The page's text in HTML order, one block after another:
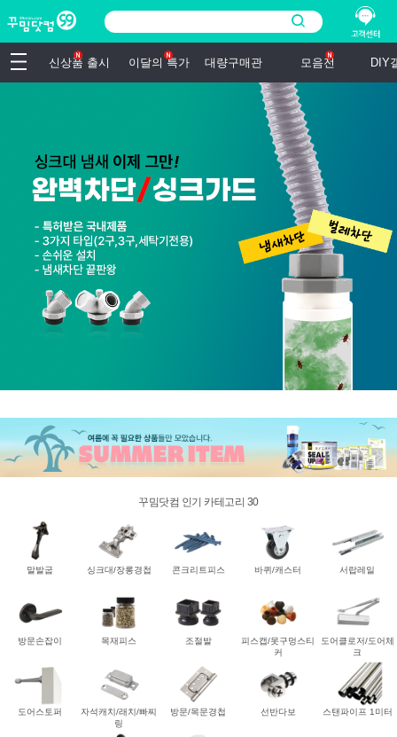
신상품 출시 이달의 특가 대량구매관 모음전 DIY
꾸밈닷컴 인기 카테고리 30
말발굽 싱크대/장롱경첩 콘크리트피스 바퀴/캐스터 서랍레일
방문손잡이 목재피스 조절발
피스캡/못구멍스티
커
도어클로저/도어체
크
도어스토퍼
자석캐치/래치/빠찌
링
방문/목문경첩 선반다보 스탠파이프 1미터